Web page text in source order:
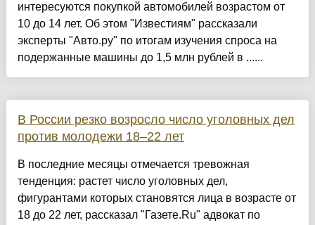
интересуются покупкой автомобилей возрастом от
10 до 14 лет. Об этом "Известиям" рассказали
эксперты "Авто.ру" по итогам изучения спроса на
подержанные машины до 1,5 млн рублей в ......
В России резко возросло число уголовных дел
против молодежи 18–22 лет
В последние месяцы отмечается тревожная
тенденция: растет число уголовных дел,
фигурантами которых становятся лица в возрасте от
18 до 22 лет, рассказал "Газете.Ru" адвокат по